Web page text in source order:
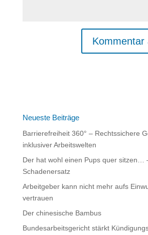
Neueste Beiträge
Barrierefreiheit 360° – Rechtssichere
inklusiver Arbeitswelten
Der hat wohl einen Pups quer sitzen…
Schadenersatz
Arbeitgeber kann nicht mehr aufs
vertrauen
Der chinesische Bambus
Bundesarbeitsgericht stärkt